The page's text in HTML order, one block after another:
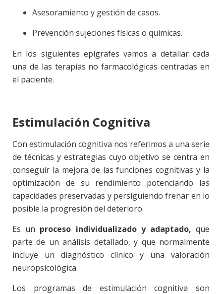
Asesoramiento y gestión de casos.
Prevención sujeciones físicas o químicas.
En los siguientes epígrafes vamos a detallar cada
una de las terapias no farmacológicas centradas en
el paciente.
Estimulación Cognitiva
Con estimulación cognitiva nos referimos a una serie
de técnicas y estrategias cuyo objetivo se centra en
conseguir la mejora de las funciones cognitivas y la
optimización de su rendimiento potenciando las
capacidades preservadas y persiguiendo frenar en lo
posible la progresión del deterioro.
Es un proceso individualizado y adaptado, que
parte de un análisis detallado, y que normalmente
incluye un diagnóstico clínico y una valoración
neuropsicológica.
Los programas de estimulación cognitiva son